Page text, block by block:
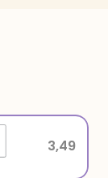
3,49